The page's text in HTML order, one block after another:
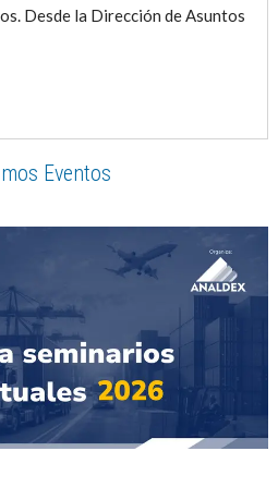
Desde la Dirección de Asuntos
Eventos